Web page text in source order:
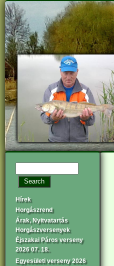
Hírek
Horgászrend
Árak, Nyitvatartás
Horgászversenyek
Éjszakai Páros verseny
2026 07. 18.
Egyesületi verseny 2026